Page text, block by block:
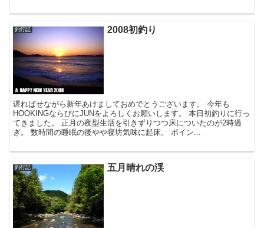
釣行記 2008初釣り
遅ればせながら新年あけましておめでとうございます。 今年も
HOOKINGならびにJUNをよろしくお願いします。 本日初釣りに行っ
てきました。 正月の夜型生活を引きずりつつ床についたのが2時過
ぎ。 数時間の睡眠の後やや寝坊気味に起床。 ポイン...
釣行記 五月晴れの渓